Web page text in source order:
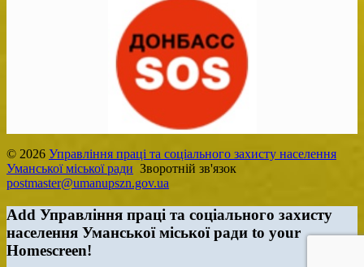
© 2026 Управління праці та соціального захисту населення
Уманської міської ради Зворотній зв'язок
postmaster@umanupszn.gov.ua
Add Управління праці та соціального захисту
населення Уманської міської ради to your
Homescreen!